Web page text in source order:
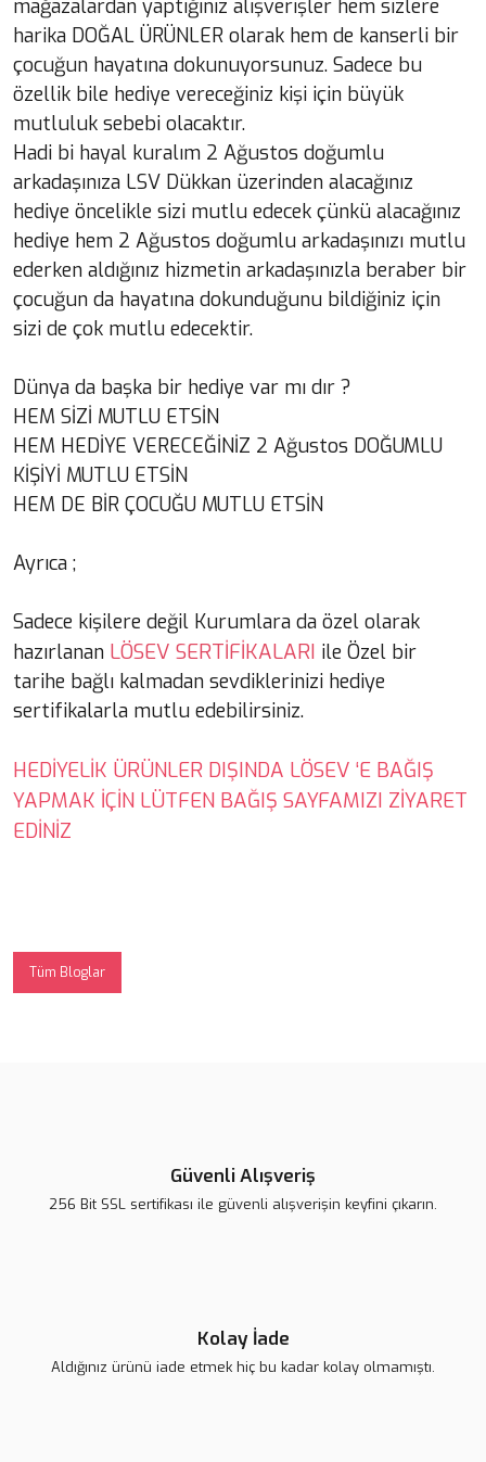
mağazalardan yaptığınız alışverişler hem sizlere
harika DOĞAL ÜRÜNLER olarak hem de kanserli bir
çocuğun hayatına dokunuyorsunuz. Sadece bu
özellik bile hediye vereceğiniz kişi için büyük
mutluluk sebebi olacaktır.
Hadi bi hayal kuralım 2 Ağustos doğumlu
arkadaşınıza LSV Dükkan üzerinden alacağınız
hediye öncelikle sizi mutlu edecek çünkü alacağınız
hediye hem 2 Ağustos doğumlu arkadaşınızı mutlu
ederken aldığınız hizmetin arkadaşınızla beraber bir
çocuğun da hayatına dokunduğunu bildiğiniz için
sizi de çok mutlu edecektir.
Dünya da başka bir hediye var mı dır ?
HEM SİZİ MUTLU ETSİN
HEM HEDİYE VERECEĞİNİZ 2 Ağustos DOĞUMLU
KİŞİYİ MUTLU ETSİN
HEM DE BİR ÇOCUĞU MUTLU ETSİN
Ayrıca ;
Sadece kişilere değil Kurumlara da özel olarak
hazırlanan LÖSEV SERTİFİKALARI ile Özel bir
tarihe bağlı kalmadan sevdiklerinizi hediye
sertifikalarla mutlu edebilirsiniz.
HEDİYELİK ÜRÜNLER DIŞINDA LÖSEV ‘E BAĞIŞ
YAPMAK İÇİN LÜTFEN BAĞIŞ SAYFAMIZI ZİYARET
EDİNİZ
Tüm Bloglar
Güvenli Alışveriş
256 Bit SSL sertifikası ile güvenli alışverişin keyfini çıkarın.
Kolay İade
Aldığınız ürünü iade etmek hiç bu kadar kolay olmamıştı.